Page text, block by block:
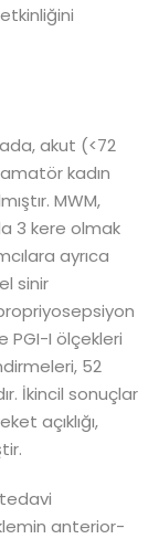
akut (<72
kadın
MWM,
3 kere olmak
ayrıca
sinir
PGI-I ölçekleri
52
İkincil sonuçlar
açıklığı,
anterior-